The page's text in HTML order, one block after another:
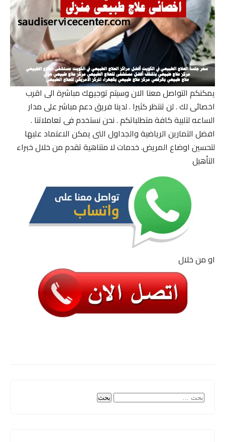
يمكنكم التواصل معنا الان وسيتم توجيهك مباشرة الى اقرب
اخصائى لك . لن تنتظر كثيرا . لدينا فريق دعم مباشر على مدار
الساعه لتلبية كافة متطلباتكم . نحن نستخدم فى تعاملاتنا .
افضل التمارين الرياضية والجداول التى يمكن الاعتماد عليها
لتحسين اوضاع المريض. خدمات لا متناهية تقدم من خلال خبراء
التأهيل
او من خلال
البحث